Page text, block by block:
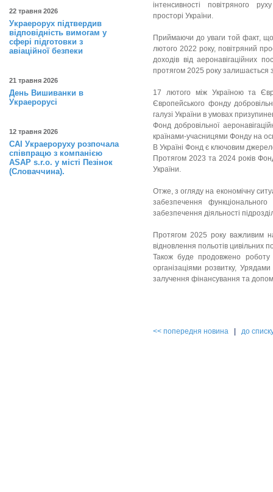
22 травня 2026
Украерорух підтвердив
відповідність вимогам у
сфері підготовки з
авіаційної безпеки
21 травня 2026
День Вишиванки в
Украерорусі
12 травня 2026
САІ Украероруху розпочала
співпрацю з компанією
ASAP s.r.o. у місті Пезінок
(Словаччина).
інтенсивності повітряного
просторі України.
Приймаючи до уваги той факт,
лютого 2022 року, повітряний
доходів від аеронавігаційних
протягом 2025 року залишається
17 лютого між Україною та
Європейського фонду
галузі України в умовах
Фонд добровільної
країнами-учасницями Фонду на
В Україні Фонд є ключовим
Протягом 2023 та 2024 років
України.
Отже, з огляду на економічну
забезпечення
забезпечення діяльності
Протягом 2025 року важливим
відновлення польотів цивільних
Також буде продовжено роботу
організаціями розвитку,
залучення фінансування та
<< попередня новина до